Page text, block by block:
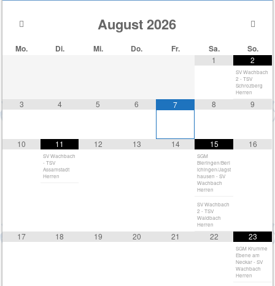
August 2026
Mo. Di. Mi. Do. Fr. Sa. So.
1 2
SV Wachbach
2 - TSV
Schrozberg
Herren
3 4 5 6 7 8 9
10 11
SV Wachbach
- TSV
Assamstadt
Herren
12 13 14 15
SGM
Bieringen/Berl
ichingen/Jagst
hausen - SV
Wachbach
Herren
SV Wachbach
2 - TSV
Waldbach
Herren
16
17 18 19 20 21 22 23
SGM Krumme
Ebene am
Neckar - SV
Wachbach
Herren